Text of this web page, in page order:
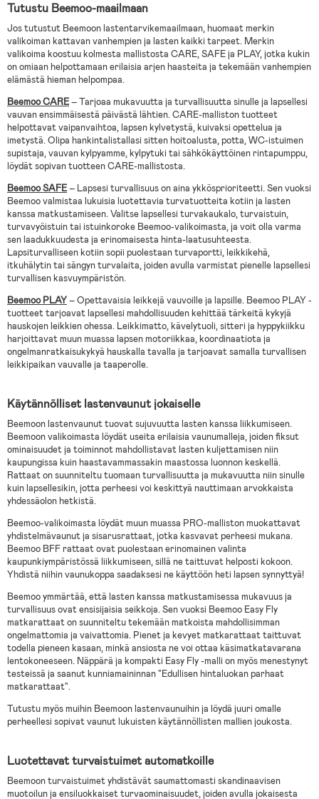
Tutustu Beemoo-maailmaan
Jos tutustut Beemoon lastentarvikemaailmaan, huomaat merkin
valikoiman kattavan vanhempien ja lasten kaikki tarpeet. Merkin
valikoima koostuu kolmesta mallistosta CARE, SAFE ja PLAY, jotka kukin
on omiaan helpottamaan erilaisia arjen haasteita ja tekemään vanhempien
elämästä hieman helpompaa.
Beemoo CARE– Tarjoaa mukavuutta ja turvallisuutta sinulle ja lapsellesi
vauvan ensimmäisestä päivästä lähtien. CARE-malliston tuotteet
helpottavat vaipanvaihtoa, lapsen kylvetystä, kuivaksi opettelua ja
imetystä. Olipa hankintalistallasi sitten hoitoalusta, potta, WC-istuimen
supistaja, vauvan kylpyamme, kylpytuki tai sähkökäyttöinen rintapumppu,
löydät sopivan tuotteen CARE-mallistosta.
Beemoo SAFE– Lapsesi turvallisuus on aina ykkösprioriteetti. Sen vuoksi
Beemoo valmistaa lukuisia luotettavia turvatuotteita kotiin ja lasten
kanssa matkustamiseen. Valitse lapsellesi turvakaukalo, turvaistuin,
turvavyöistuin tai istuinkoroke Beemoo-valikoimasta, ja voit olla varma
sen laadukkuudesta ja erinomaisesta hinta-laatusuhteesta.
Lapsiturvalliseen kotiin sopii puolestaan turvaportti, leikkikehä,
itkuhälytin tai sängyn turvalaita, joiden avulla varmistat pienelle lapsellesi
turvallisen kasvuympäristön.
Beemoo PLAY– Opettavaisia leikkejä vauvoille ja lapsille. Beemoo PLAY -
tuotteet tarjoavat lapsellesi mahdollisuuden kehittää tärkeitä kykyjä
hauskojen leikkien ohessa. Leikkimatto, kävelytuoli, sitteri ja hyppykiikku
harjoittavat muun muassa lapsen motoriikkaa, koordinaatiota ja
ongelmanratkaisukykyä hauskalla tavalla ja tarjoavat samalla turvallisen
leikkipaikan vauvalle ja taaperolle.
Käytännölliset lastenvaunut jokaiselle
Beemoon lastenvaunut tuovat sujuvuutta lasten kanssa liikkumiseen.
Beemoon valikoimasta löydät useita erilaisia vaunumalleja, joiden fiksut
ominaisuudet ja toiminnot mahdollistavat lasten kuljettamisen niin
kaupungissa kuin haastavammassakin maastossa luonnon keskellä.
Rattaat on suunniteltu tuomaan turvallisuutta ja mukavuutta niin sinulle
kuin lapsellesikin, jotta perheesi voi keskittyä nauttimaan arvokkaista
yhdessäolon hetkistä.
Beemoo-valikoimasta löydät muun muassa PRO-malliston muokattavat
yhdistelmävaunut ja sisarusrattaat, jotka kasvavat perheesi mukana.
Beemoo BFF rattaat ovat puolestaan erinomainen valinta
kaupunkiympäristössä liikkumiseen, sillä ne taittuvat helposti kokoon.
Yhdistä niihin vaunukoppa saadaksesi ne käyttöön heti lapsen synnyttyä!
Beemoo ymmärtää, että lasten kanssa matkustamisessa mukavuus ja
turvallisuus ovat ensisijaisia seikkoja. Sen vuoksi Beemoo Easy Fly
matkarattaat on suunniteltu tekemään matkoista mahdollisimman
ongelmattomia ja vaivattomia. Pienet ja kevyet matkarattaat taittuvat
todella pieneen kasaan, minkä ansiosta ne voi ottaa käsimatkatavarana
lentokoneeseen. Näppärä ja kompakti Easy Fly -malli on myös menestynyt
testeissä ja saanut kunniamaininnan "Edullisen hintaluokan parhaat
matkarattaat".
Tutustu myös muihin Beemoon lastenvaunuihin ja löydä juuri omalle
perheellesi sopivat vaunut lukuisten käytännöllisten mallien joukosta.
Luotettavat turvaistuimet automatkoille
Beemoon turvaistuimet yhdistävät saumattomasti skandinaavisen
muotoilun ja ensiluokkaiset turvaominaisuudet, joiden avulla jokaisesta